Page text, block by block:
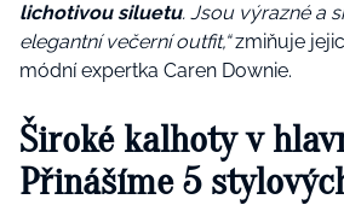
lichotivou siluetu. Jsou výrazné a
elegantní večerní outfit,“zmiňuje
módní expertka Caren Downie.
Široké kalhoty v
Přinášíme 5